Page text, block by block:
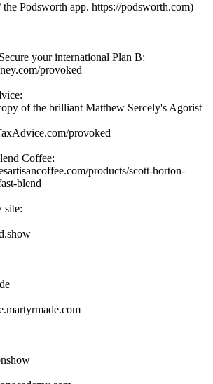
Podsworth app. ⁠⁠⁠⁠⁠⁠⁠⁠⁠⁠⁠⁠⁠⁠⁠⁠⁠⁠⁠⁠⁠⁠⁠⁠⁠⁠⁠⁠⁠⁠⁠⁠⁠https://podsworth.com⁠⁠⁠⁠⁠⁠⁠⁠⁠⁠⁠⁠⁠⁠⁠⁠⁠⁠⁠⁠⁠⁠⁠⁠⁠⁠⁠⁠⁠⁠⁠⁠⁠)
your international Plan B:
provoked⁠⁠
of the brilliant Matthew Sercely's Agorist
provoked⁠⁠
Coffee:
products/scott-horton-
blend⁠⁠
site: